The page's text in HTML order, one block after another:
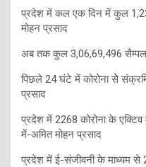
प्रदेश में कल एक दिन में कुल
मोहन प्रसाद
अब तक कुल 3,06,69,496 सैम्पल
पिछले 24 घंटे में कोरोना सेे
प्रसाद
प्रदेश में 2268 कोरोना के
में-अमित मोहन प्रसाद
प्रदेश में ई-संजीवनी के माध्यम से